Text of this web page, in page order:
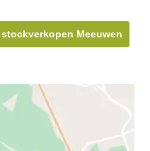
stockverkopen Meeuwen